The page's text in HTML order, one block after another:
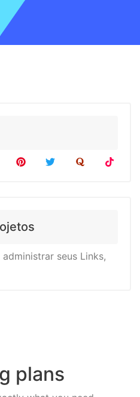
seus Links,
plans